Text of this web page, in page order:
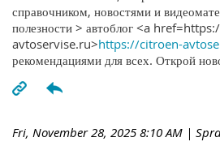
справочником, новостями и
полезности > автоблог <a
avtoservise.ru>https://citroen-
рекомендациями для всех. Открой
Fri, November 28, 2025 8:10 AM |